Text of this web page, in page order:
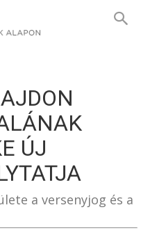
ÚJ
a versenyjog és a